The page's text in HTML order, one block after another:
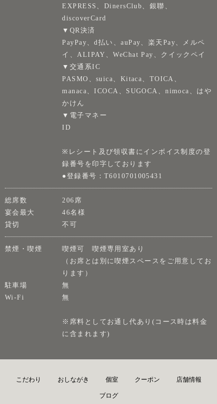
EXPRESS、DinersClub、銀聯、
discoverCard
▼QR決済
PayPay、d払い、auPay、楽天Pay、メルペ
イ、ALIPAY、WeChat Pay、クイックペイ
▼交通系IC
PASMO、suica、Kitaca、TOICA、
manaca、ICOCA、SUGOCA、nimoca、はや
かけん
▼電子マネー
ID
※レシート及び領収書にインボイス制度の登
録番号を印字しております
●登録番号：T6010701005431
総席数
206席
宴会最大
46名様
貸切
不可
禁煙・喫煙
喫煙可 喫煙専用室あり
（お席とは別に喫煙スペースをご用意してお
ります）
駐車場
無
Wi-Fi
無
※席料としてお通し代あり(コース時は料金
に含まれます)
こだわり おしながき 個室 クーポン 店舗情報
ブログ